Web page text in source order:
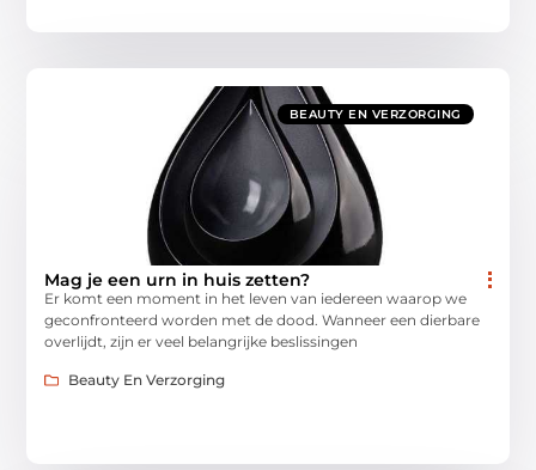
BEAUTY EN VERZORGING
Mag je een urn in huis zetten?
Er komt een moment in het leven van iedereen waarop we
geconfronteerd worden met de dood. Wanneer een dierbare
overlijdt, zijn er veel belangrijke beslissingen
Beauty En Verzorging